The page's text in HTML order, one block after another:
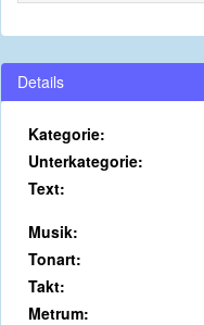
Details
Kategorie:
Unterkategorie:
Text:
Musik:
Tonart:
Takt:
Metrum: